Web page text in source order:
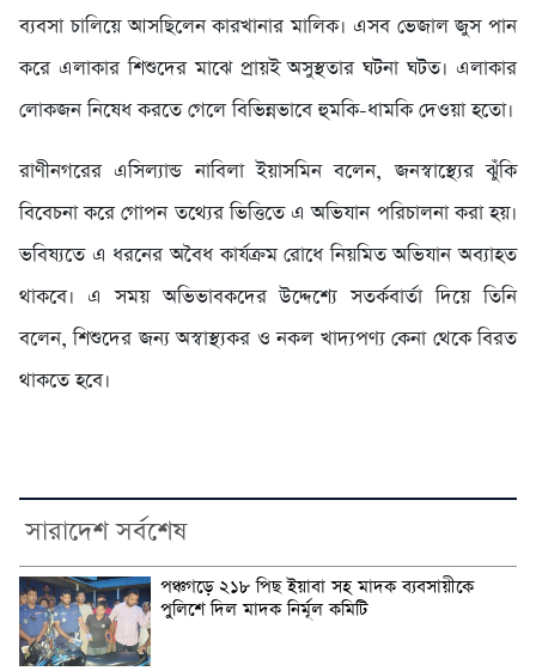
ব্যবসা চালিয়ে আসছিলেন কারখানার মালিক। এসব ভেজাল জুস পান
করে এলাকার শিশুদের মাঝে প্রায়ই অসুস্থতার ঘটনা ঘটত। এলাকার
লোকজন নিষেধ করতে গেলে বিভিন্নভাবে হুমকি-ধামকি দেওয়া হতো।
রাণীনগরের এসিল্যান্ড নাবিলা ইয়াসমিন বলেন, জনস্বাস্থ্যের ঝুঁকি
বিবেচনা করে গোপন তথ্যের ভিত্তিতে এ অভিযান পরিচালনা করা হয়।
ভবিষ্যতে এ ধরনের অবৈধ কার্যক্রম রোধে নিয়মিত অভিযান অব্যাহত
থাকবে। এ সময় অভিভাবকদের উদ্দেশ্যে সতর্কবার্তা দিয়ে তিনি
বলেন, শিশুদের জন্য অস্বাস্থ্যকর ও নকল খাদ্যপণ্য কেনা থেকে বিরত
থাকতে হবে।
সারাদেশ সর্বশেষ
পঞ্চগড়ে ২১৮ পিছ ইয়াবা সহ মাদক ব্যবসায়ীকে
পুলিশে দিল মাদক নির্মূল কমিটি